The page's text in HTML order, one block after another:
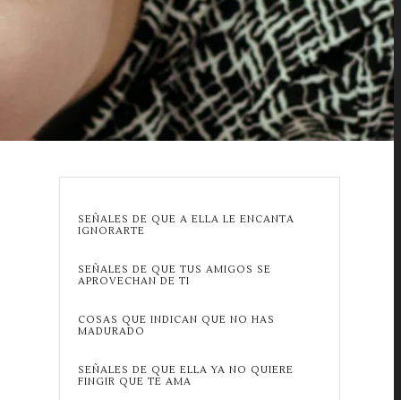
SEÑALES DE QUE A ELLA LE ENCANTA
IGNORARTE
SEÑALES DE QUE TUS AMIGOS SE
APROVECHAN DE TI
COSAS QUE INDICAN QUE NO HAS
MADURADO
SEÑALES DE QUE ELLA YA NO QUIERE
FINGIR QUE TE AMA